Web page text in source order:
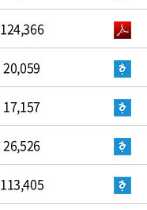
124,366
20,059
17,157
26,526
113,405